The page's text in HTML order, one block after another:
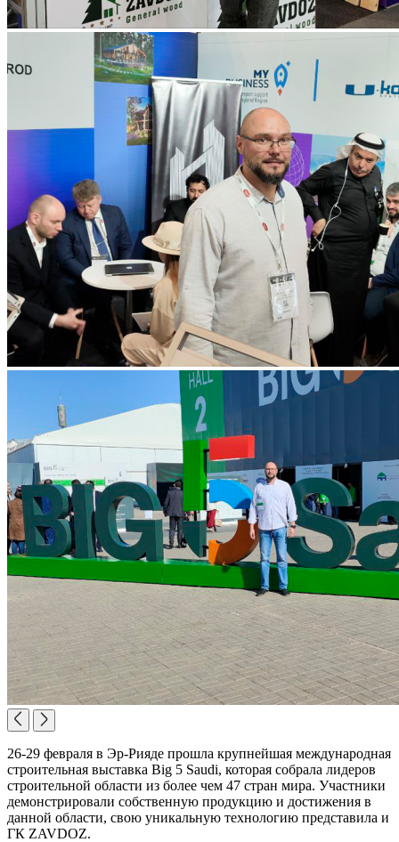
26-29 февраля в Эр-Рияде прошла крупнейшая международная
строительная выставка Big 5 Saudi, которая собрала лидеров
строительной области из более чем 47 стран мира. Участники
демонстрировали собственную продукцию и достижения в
данной области, свою уникальную технологию представила и
ГК ZAVDOZ.